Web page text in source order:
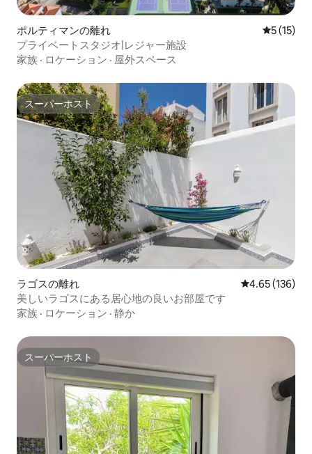
ポルティマンの離れ レビュー
5 (15)
プライベートスタジオ|レジャー施設
家族 · ロケーション · 屋外スペース
スーパーホスト
スーパーホスト
ラゴスの離れ レビュー136
4.65 (136)
美しいラゴスにある居心地の良いお部屋です
家族 · ロケーション · 静か
スーパーホスト
スーパーホスト